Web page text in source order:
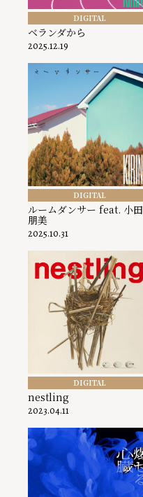
DIGITAL
ベランダから
2025.12.19
DIGITAL
ルームダンサー feat. 小田
朋美
2025.10.31
DIGITAL
nestling
2023.04.11